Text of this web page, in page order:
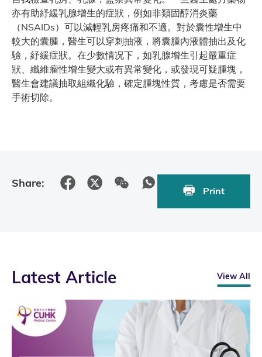
亦有助紓緩乳腺增生的症狀，例如非類固醇消炎藥
（NSAIDs）可以減輕乳房疼痛和不適。對於囊性增生中
較大的囊腫，醫生可以穿刺抽液，將囊腫內液體抽出及化
驗，紓緩症狀。在少數情况下，如乳腺增生引起嚴重症
狀、纖維瘤性增生變大或有異常變化，或發現可疑腫塊，
醫生會建議抽取組織化驗，確定腫塊性質，考慮是否需要
手術切除。
Share:
Print
Latest Article View All